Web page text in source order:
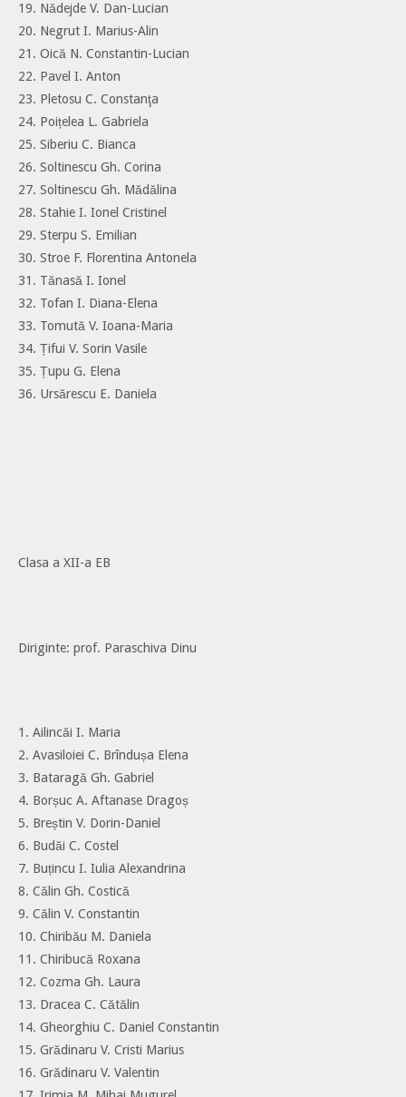
19. Nădejde V. Dan-Lucian
20. Negrut I. Marius-Alin
21. Oică N. Constantin-Lucian
22. Pavel I. Anton
23. Pletosu C. Constanţa
24. Poițelea L. Gabriela
25. Siberiu C. Bianca
26. Soltinescu Gh. Corina
27. Soltinescu Gh. Mădălina
28. Stahie I. Ionel Cristinel
29. Sterpu S. Emilian
30. Stroe F. Florentina Antonela
31. Tănasă I. Ionel
32. Tofan I. Diana-Elena
33. Tomută V. Ioana-Maria
34. Țifui V. Sorin Vasile
35. Țupu G. Elena
36. Ursărescu E. Daniela
Clasa a XII-a EB
Diriginte: prof. Paraschiva Dinu
1. Ailincăi I. Maria
2. Avasiloiei C. Brîndușa Elena
3. Bataragă Gh. Gabriel
4. Borșuc A. Aftanase Dragoș
5. Breștin V. Dorin-Daniel
6. Budăi C. Costel
7. Buțincu I. Iulia Alexandrina
8. Călin Gh. Costică
9. Călin V. Constantin
10. Chiribău M. Daniela
11. Chiribucă Roxana
12. Cozma Gh. Laura
13. Dracea C. Cătălin
14. Gheorghiu C. Daniel Constantin
15. Grădinaru V. Cristi Marius
16. Grădinaru V. Valentin